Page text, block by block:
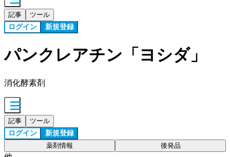
記事 ツール
ログイン 新規登録
パンクレアチン「ヨシダ」
消化酵素剤
記事 ツール
ログイン 新規登録
薬剤情報 後発品